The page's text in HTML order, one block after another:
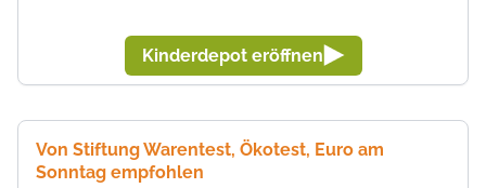
Kinderdepot eröffnen
Von Stiftung Warentest, Ökotest, Euro am
Sonntag empfohlen